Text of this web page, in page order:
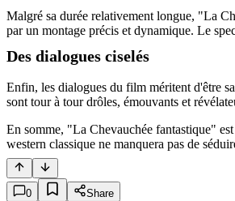
Malgré sa durée relativement longue, "La
par un montage précis et dynamique. Le
Des dialogues ciselés
Enfin, les dialogues du film méritent d'être
sont tour à tour drôles, émouvants et
En somme, "La Chevauchée fantastique"
western classique ne manquera pas de
0 Share